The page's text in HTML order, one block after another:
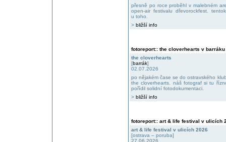
přesně po roce proběhl v malebném
open-air festivalu dřevorockfest.
u toho.
> bližší info
fotoreport:: the cloverhearts v barráku
the cloverhearts
[barrák]
02.07.2026
po nějakém čase se do ostravského
the cloverhearts. náš fotograf si tu
pořídil solidní fotodokumentaci.
> bližší info
fotoreport:: art & life festival v ulicích
art & life festival v ulicích 2026
[ostrava – poruba]
27.06.2026